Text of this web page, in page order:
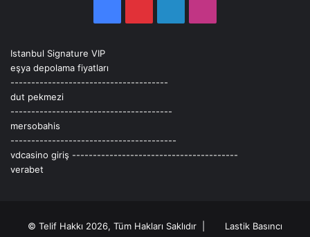
Istanbul Signature VIP
eşya depolama fiyatları
--------------------------------------
dut pekmezi
---------------------------------------
mersobahis
----------------------------------------
vdcasino giriş ----------------------------------------
verabet
© Telif Hakkı 2026, Tüm Hakları Saklıdır | Lastik Basıncı